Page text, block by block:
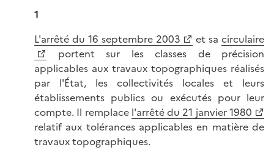
1
L'arrêté du 16 septembre 2003
et sa circulaire
portent sur les classes de précision
applicables aux travaux topographiques réalisés
par l'État, les collectivités locales et leurs
établissements publics ou exécutés pour leur
compte. Il remplace l'arrêté du 21 janvier 1980
relatif aux tolérances applicables en matière de
travaux topographiques.